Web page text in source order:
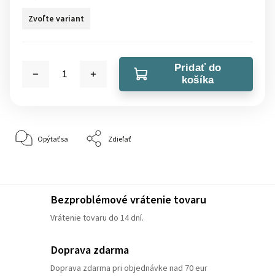
Zvoľte variant
Pridať do
košíka
Opýtať sa Zdieľať
Bezproblémové vrátenie tovaru
Vrátenie tovaru do 14 dní.
Doprava zdarma
Doprava zdarma pri objednávke nad 70 eur